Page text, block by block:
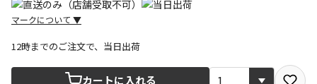
マークについて ▼
宅配や店舗受取を選択できる商品です
12時までのご注文で、当日出荷
カートに入れる